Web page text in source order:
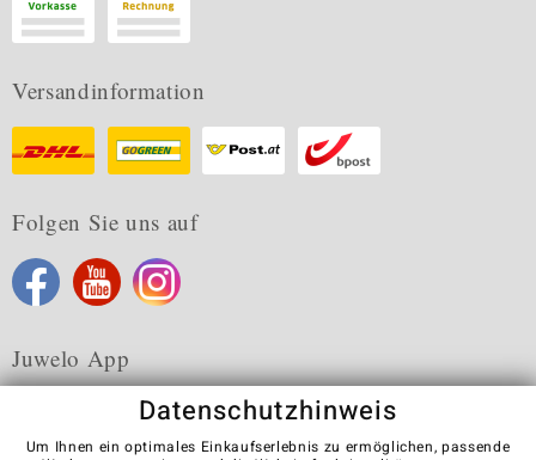
Versandinformation
Folgen Sie uns auf
Juwelo App
Datenschutzhinweis
Um Ihnen ein optimales Einkaufserlebnis zu ermöglichen, passende